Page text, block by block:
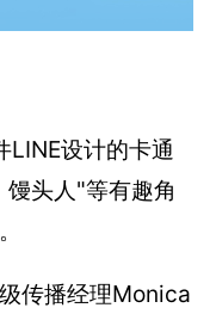
LINE设计的卡通
头人"等有趣角
传播经理Monica